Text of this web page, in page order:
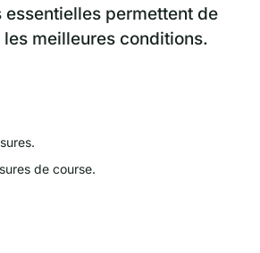
permettent de
meilleures conditions.
de course.